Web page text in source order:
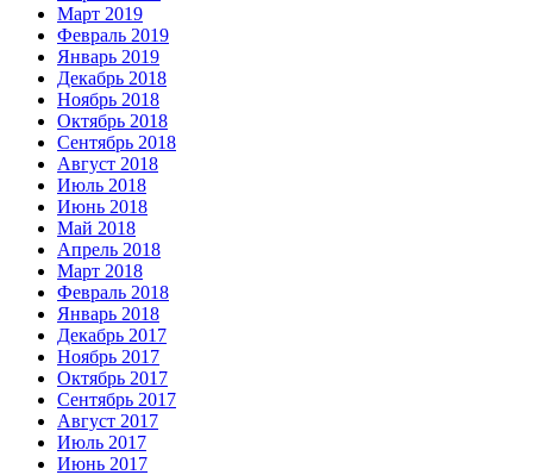
Март 2019
Февраль 2019
Январь 2019
Декабрь 2018
Ноябрь 2018
Октябрь 2018
Сентябрь 2018
Август 2018
Июль 2018
Июнь 2018
Май 2018
Апрель 2018
Март 2018
Февраль 2018
Январь 2018
Декабрь 2017
Ноябрь 2017
Октябрь 2017
Сентябрь 2017
Август 2017
Июль 2017
Июнь 2017